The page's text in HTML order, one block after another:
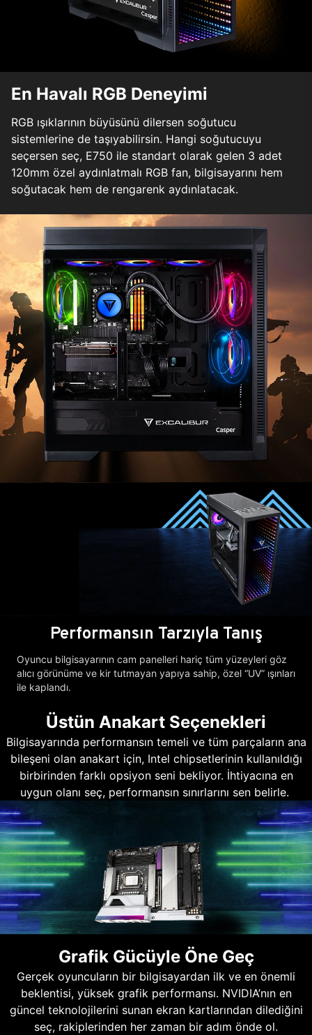
En Havalı RGB Deneyimi
RGB ışıklarının büyüsünü dilersen soğutucu
sistemlerine de taşıyabilirsin. Hangi soğutucuyu
seçersen seç, E750 ile standart olarak gelen 3 adet
120mm özel aydınlatmalı RGB fan, bilgisayarını hem
soğutacak hem de rengarenk aydınlatacak.
Performansın Tarzıyla Tanış
Oyuncu bilgisayarının cam panelleri hariç tüm yüzeyleri göz
alıcı görünüme ve kir tutmayan yapıya sahip, özel “UV” ışınları
ile kaplandı.
Üstün Anakart Seçenekleri
Bilgisayarında performansın temeli ve tüm parçaların ana
bileşeni olan anakart için, Intel chipsetlerinin kullanıldığı
birbirinden farklı opsiyon seni bekliyor. İhtiyacına en
uygun olanı seç, performansın sınırlarını sen belirle.
Grafik Gücüyle Öne Geç
Gerçek oyuncuların bir bilgisayardan ilk ve en önemli
beklentisi, yüksek grafik performansı. NVIDIA’nın en
güncel teknolojilerini sunan ekran kartlarından dilediğini
seç, rakiplerinden her zaman bir adım önde ol.